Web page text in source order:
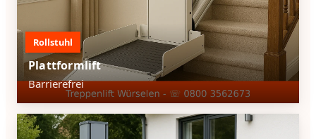
Rollstuhl
Plattformlift
Barrierefrei